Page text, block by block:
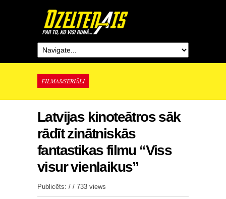
FILMAS/SERIĀLI
Latvijas kinoteātros sāk
rādīt zinātniskās
fantastikas filmu “Viss
visur vienlaikus”
Publicēts: / / 733 views